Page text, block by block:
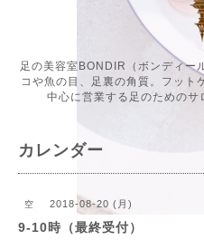
足の美容室BONDIR（ボンディ
コや魚の目、足裏の角質。フット
中心に営業する足のための
カレンダー
空 2018-08-20 (月)
9-10時（最終受付）